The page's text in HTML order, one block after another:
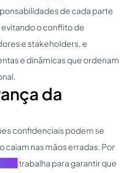
de cada parte
o conflito de
e stakeholders, e
e dinâmicas que ordenam
da
confidenciais podem se
caiam nas mãos erradas. Por
trabalha para garantir que